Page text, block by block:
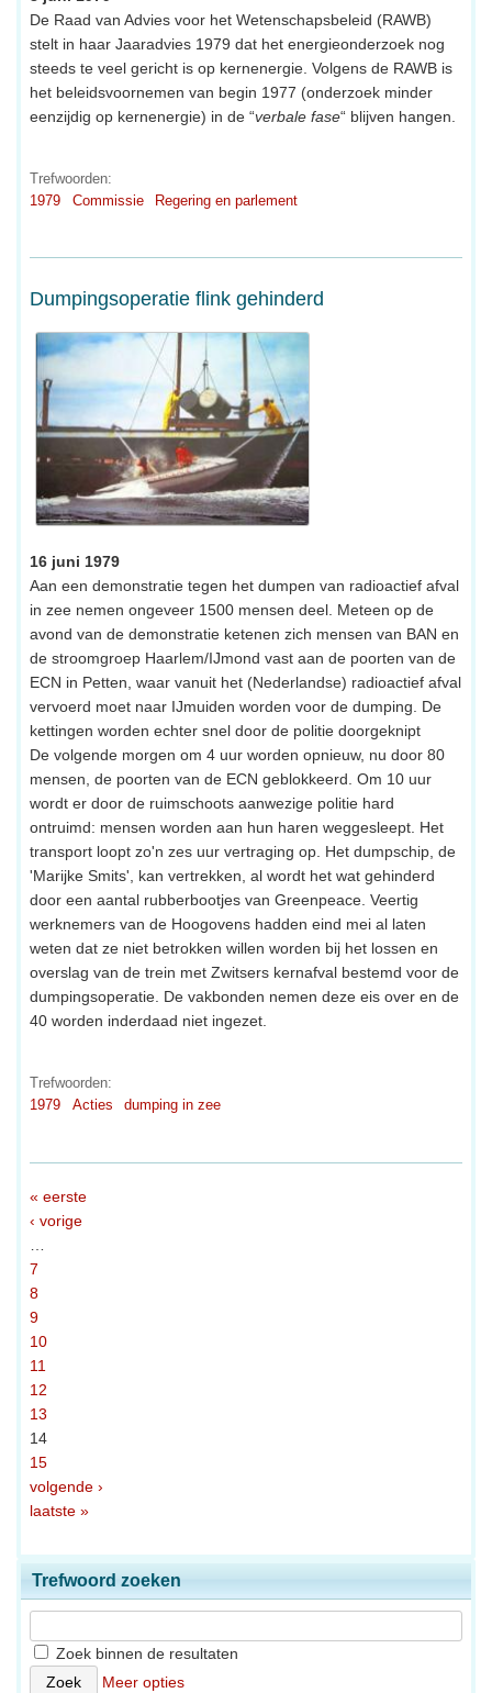
De Raad van Advies voor het Wetenschapsbeleid (RAWB)
stelt in haar Jaaradvies 1979 dat het energieonderzoek nog
steeds te veel gericht is op kernenergie. Volgens de RAWB is
het beleidsvoornemen van begin 1977 (onderzoek minder
eenzijdig op kernenergie) in de “verbale fase“ blijven hangen.
Trefwoorden:
1979
Commissie Regering en parlement
Dumpingsoperatie flink gehinderd
16 juni 1979
Aan een demonstratie tegen het dumpen van radioactief afval
in zee nemen ongeveer 1500 mensen deel. Meteen op de
avond van de demonstratie ketenen zich mensen van BAN en
de stroomgroep Haarlem/IJmond vast aan de poorten van de
ECN in Petten, waar vanuit het (Nederlandse) radioactief afval
vervoerd moet naar IJmuiden worden voor de dumping. De
kettingen worden echter snel door de politie doorgeknipt
De volgende morgen om 4 uur worden opnieuw, nu door 80
mensen, de poorten van de ECN geblokkeerd. Om 10 uur
wordt er door de ruimschoots aanwezige politie hard
ontruimd: mensen worden aan hun haren weggesleept. Het
transport loopt zo'n zes uur vertraging op. Het dumpschip, de
'Marijke Smits', kan vertrekken, al wordt het wat gehinderd
door een aantal rubberbootjes van Greenpeace. Veertig
werknemers van de Hoogovens hadden eind mei al laten
weten dat ze niet betrokken willen worden bij het lossen en
overslag van de trein met Zwitsers kernafval bestemd voor de
dumpingsoperatie. De vakbonden nemen deze eis over en de
40 worden inderdaad niet ingezet.
Trefwoorden:
1979
Acties dumping in zee
« eerste
‹ vorige
…
7
8
9
10
11
12
13
14
15
volgende ›
laatste »
Trefwoord zoeken
Zoek binnen de resultaten
Meer opties